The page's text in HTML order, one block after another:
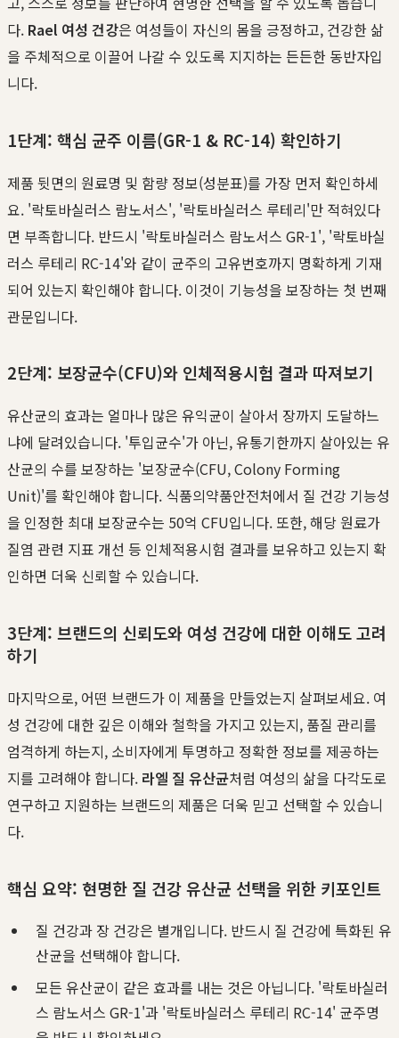
다. Rael 여성 건강은 여성들이 자신의 몸을 긍정하고, 건강한 삶
을 주체적으로 이끌어 나갈 수 있도록 지지하는 든든한 동반자입
니다.
1단계: 핵심 균주 이름(GR-1 & RC-14) 확인하기
제품 뒷면의 원료명 및 함량 정보(성분표)를 가장 먼저 확인하세
요. '락토바실러스 람노서스', '락토바실러스 루테리'만 적혀있다
면 부족합니다. 반드시 '락토바실러스 람노서스 GR-1', '락토바실
러스 루테리 RC-14'와 같이 균주의 고유번호까지 명확하게 기재
되어 있는지 확인해야 합니다. 이것이 기능성을 보장하는 첫 번째
관문입니다.
2단계: 보장균수(CFU)와 인체적용시험 결과 따져보기
유산균의 효과는 얼마나 많은 유익균이 살아서 장까지 도달하느
냐에 달려있습니다. '투입균수'가 아닌, 유통기한까지 살아있는 유
산균의 수를 보장하는 '보장균수(CFU, Colony Forming
Unit)'를 확인해야 합니다. 식품의약품안전처에서 질 건강 기능성
을 인정한 최대 보장균수는 50억 CFU입니다. 또한, 해당 원료가
질염 관련 지표 개선 등 인체적용시험 결과를 보유하고 있는지 확
인하면 더욱 신뢰할 수 있습니다.
3단계: 브랜드의 신뢰도와 여성 건강에 대한 이해도 고려
하기
마지막으로, 어떤 브랜드가 이 제품을 만들었는지 살펴보세요. 여
성 건강에 대한 깊은 이해와 철학을 가지고 있는지, 품질 관리를
엄격하게 하는지, 소비자에게 투명하고 정확한 정보를 제공하는
지를 고려해야 합니다. 라엘 질 유산균처럼 여성의 삶을 다각도로
연구하고 지원하는 브랜드의 제품은 더욱 믿고 선택할 수 있습니
다.
핵심 요약: 현명한 질 건강 유산균 선택을 위한 키포인트
질 건강과 장 건강은 별개입니다. 반드시 질 건강에 특화된 유
산균을 선택해야 합니다.
모든 유산균이 같은 효과를 내는 것은 아닙니다. '락토바실러
스 람노서스 GR-1'과 '락토바실러스 루테리 RC-14' 균주명